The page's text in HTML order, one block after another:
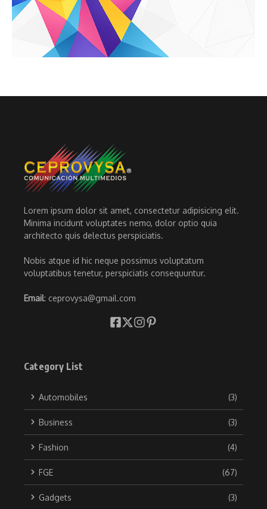
Lorem ipsum dolor sit amet, consectetur adipisicing elit.
Minima incidunt voluptates nemo, dolor optio quia
architecto quis delectus perspiciatis.
Nobis atque id hic neque possimus voluptatum
voluptatibus tenetur, perspiciatis consequuntur.
Email: ceprovysa@gmail.com
Category List
Automobiles (3)
Business (3)
Fashion (4)
FGE (67)
Gadgets (3)